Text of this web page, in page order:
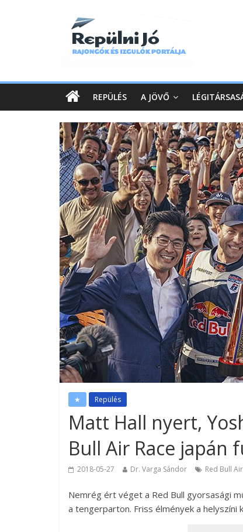
REPÜLÉS A JÖVŐ
★ Repülés
Matt Hall nyert,
Bull Air Race japán
2018-05-27 Dr. Varga Sándor Red Bull
Nemrég ért véget a Red Bull gyorsasági
a tengerparton. Friss élmények a helyszíni